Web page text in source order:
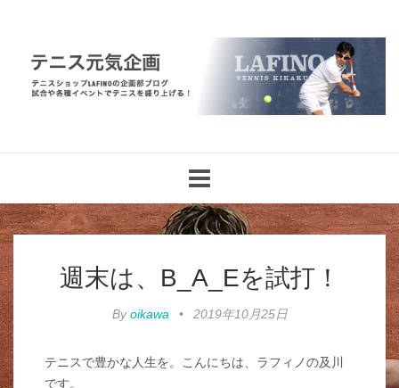
navigation
週末は、B_A_Eを試打！
Byoikawa • 2019年10月25日
テニスで豊かな人生を。こんにちは、ラフィノの及川
です。